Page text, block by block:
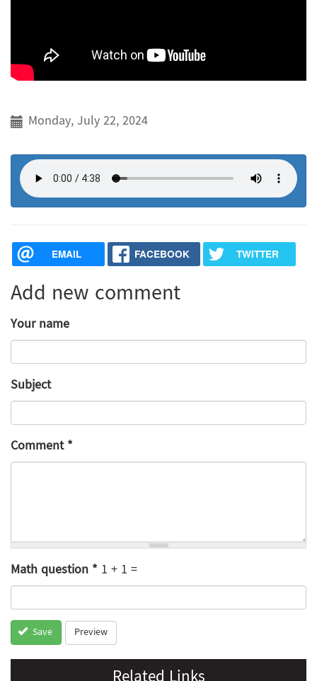
Monday, July 22, 2024
EMAIL FACEBOOK TWITTER
Add new comment
Your name
Subject
Comment*
Math question* 1 + 1 =
Save Preview